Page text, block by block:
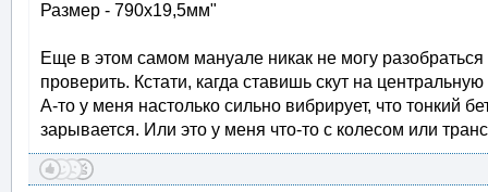
Размер - 790х19,5мм"
Еще в этом самом мануале никак не могу
проверить. Кстати, кагда ставишь скут на
А-то у меня настолько сильно вибрирует, что тонкий
зарывается. Или это у меня что-то с колесом или